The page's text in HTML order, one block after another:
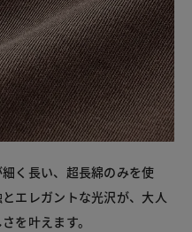
く長い、超長綿のみを使
エレガントな光沢が、大人
を叶えます。